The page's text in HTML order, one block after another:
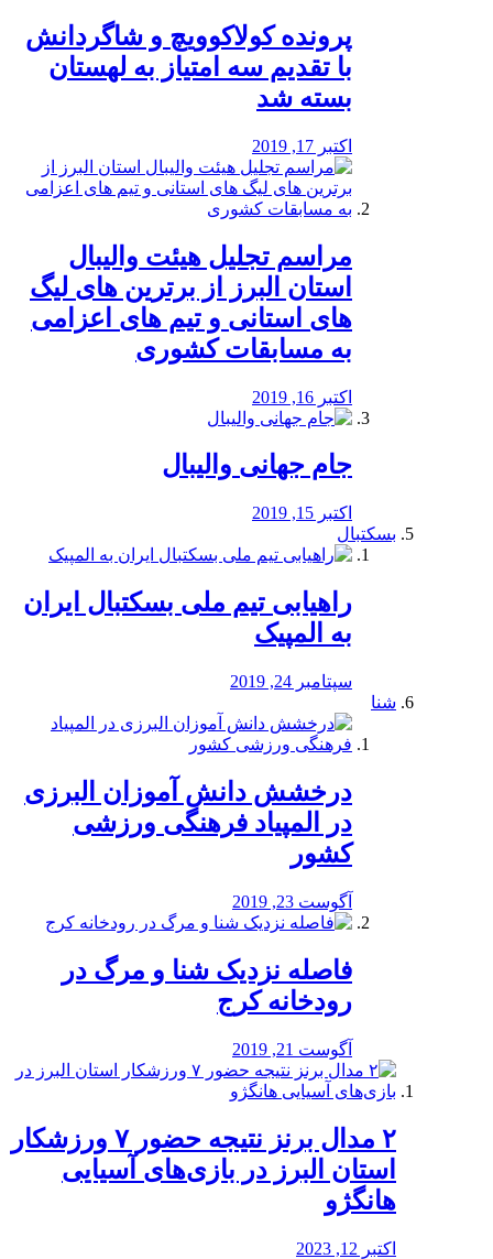
پرونده کولاکوویچ و شاگردانش
با تقدیم سه امتیاز به لهستان
بسته شد
اکتبر 17, 2019
مراسم تجلیل هیئت والیبال
استان البرز از برترین های لیگ
های استانی و تیم های اعزامی
به مسابقات کشوری
اکتبر 16, 2019
جام جهانی والیبال
اکتبر 15, 2019
بسکتبال
راهیابی تیم ملی بسکتبال ایران
به المپیک
سپتامبر 24, 2019
شنا
درخشش دانش آموزان البرزی
در المپیاد فرهنگی ورزشی
کشور
آگوست 23, 2019
️فاصله نزدیک شنا و مرگ در
رودخانه کرج
آگوست 21, 2019
۲ مدال برنز نتیجه حضور ۷ ورزشکار
استان البرز در بازی‌های آسیایی
هانگژو
اکتبر 12, 2023